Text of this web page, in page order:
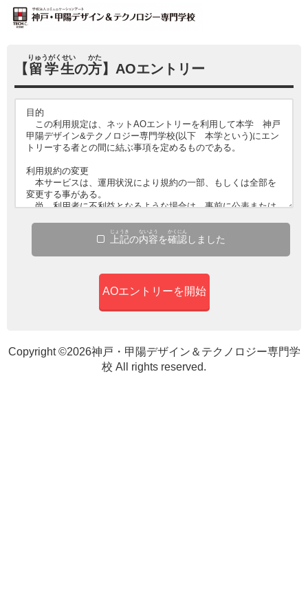
【留学生
りゅうがくせい
の方
かた
】AOエントリー
上記
じょうき
の内容
ないよう
を確認
かくにん
しました
Copyright ©2026神戸・甲陽デザイン＆テクノロジー専門学
校 All rights reserved.